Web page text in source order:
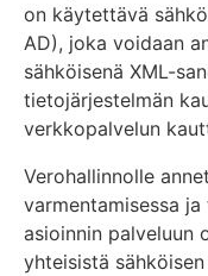
on käytettävä
AD), joka voidaan
sähköisenä XML-
tietojärjestelmän
verkkopalvelun
Verohallinnolle
varmentamisessa
asioinnin palveluun
yhteisistä